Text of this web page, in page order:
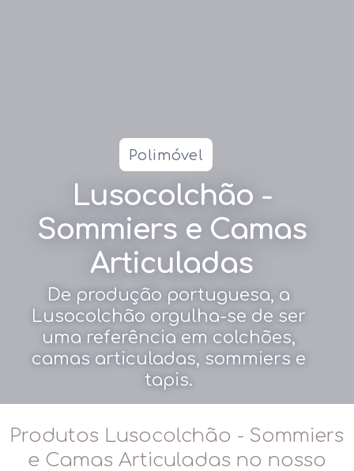
Polimóvel
Lusocolchão -
Sommiers e Camas
Articuladas
De produção portuguesa, a
Lusocolchão orgulha-se de ser
uma referência em colchões,
camas articuladas, sommiers e
tapis.
Produtos Lusocolchão - Sommiers
e Camas Articuladas no nosso